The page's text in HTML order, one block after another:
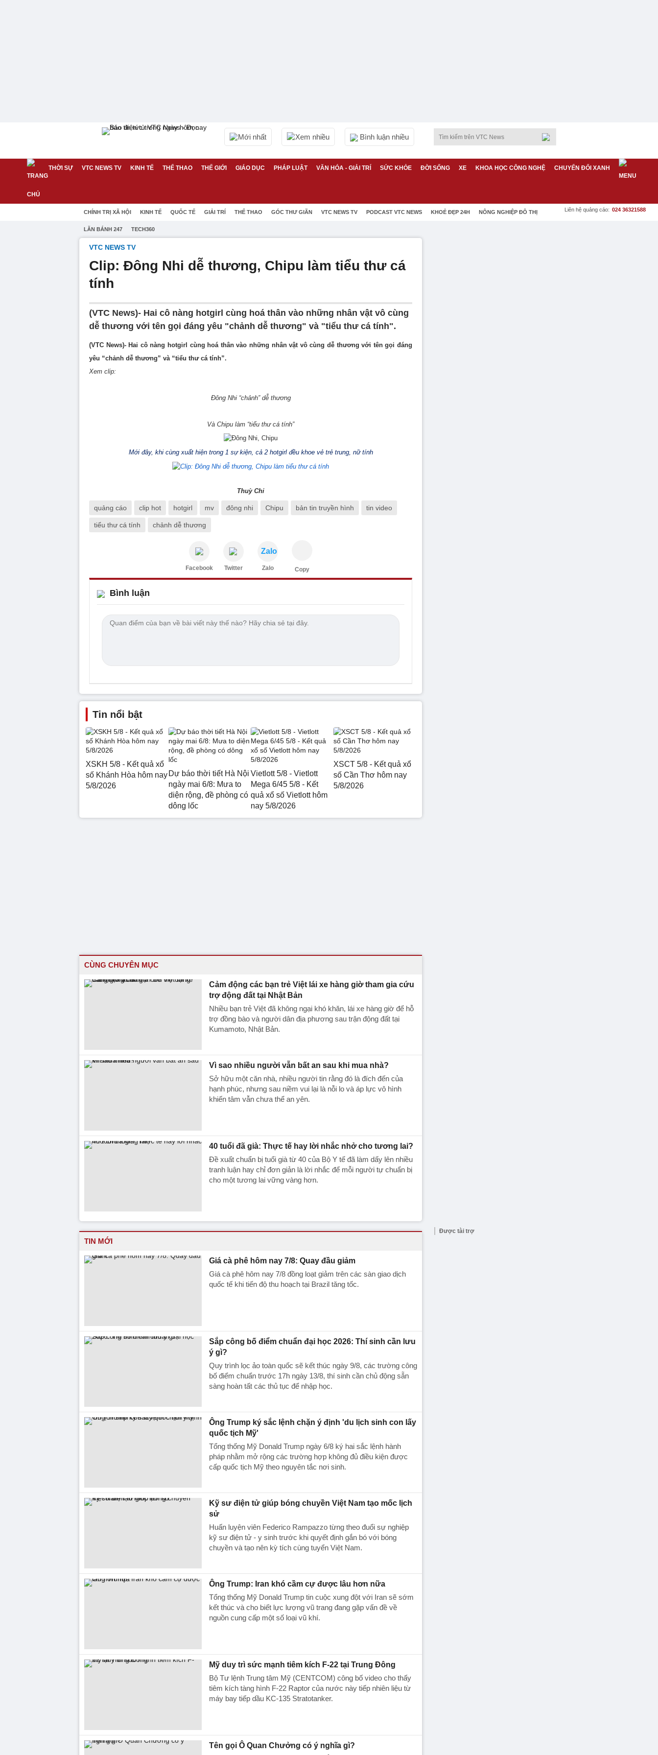
Mới nhất Xem nhiều Bình luận nhiều
THỜI SỰ VTC NEWS TV KINH TẾ THỂ THAO THẾ GIỚI GIÁO DỤC PHÁP LUẬT VĂN HÓA - GIẢI TRÍ SỨC KHỎE ĐỜI SỐNG XE KHOA HỌC CÔNG NGHỆ CHUYỂN ĐỔI XANH
CHÍNH TRỊ XÃ HỘI KINH TẾ QUỐC TẾ GIẢI TRÍ THỂ THAO GÓC THƯ GIÃN VTC NEWS TV PODCAST VTC NEWS KHOẺ ĐẸP 24H NÔNG NGHIỆP ĐÔ THỊ
LĂN BÁNH 247 TECH360
Liên hệ quảng cáo: 024 36321588
VTC NEWS TV
Clip: Đông Nhi dễ thương, Chipu làm tiểu thư cá
tính
(VTC News)- Hai cô nàng hotgirl cùng hoá thân vào những nhân vật vô cùng
dễ thương với tên gọi đáng yêu "chảnh dễ thương" và "tiểu thư cá tính".
(VTC News)- Hai cô nàng hotgirl cùng hoá thân vào những nhân vật vô cùng dễ thương với tên gọi đáng
yêu “chảnh dễ thương” và “tiểu thư cá tính”.
Xem clip:
Đông Nhi “chảnh” dễ thương
Và Chipu làm “tiểu thư cá tính”
Mới đây, khi cùng xuất hiện trong 1 sự kiện, cả 2 hotgirl đều khoe vẻ trẻ trung, nữ tính
Thuỳ Chi
quảng cáo clip hot hotgirl mv đông nhi Chipu bản tin truyền hình tin video
tiểu thư cá tính chảnh dễ thương
Facebook Twitter
Zalo
Zalo Copy
Bình luận
Tin nổi bật
XSKH 5/8 - Kết quả xổ
số Khánh Hòa hôm nay
5/8/2026
Dự báo thời tiết Hà Nội
ngày mai 6/8: Mưa to
diện rộng, đề phòng có
dông lốc
Vietlott 5/8 - Vietlott
Mega 6/45 5/8 - Kết
quả xổ số Vietlott hôm
nay 5/8/2026
XSCT 5/8 - Kết quả xổ
số Cần Thơ hôm nay
5/8/2026
CÙNG CHUYÊN MỤC
Cảm động các bạn trẻ Việt lái xe hàng giờ tham gia cứu
trợ động đất tại Nhật Bản
Nhiều bạn trẻ Việt đã không ngại khó khăn, lái xe hàng giờ để hỗ
trợ đồng bào và người dân địa phương sau trận động đất tại
Kumamoto, Nhật Bản.
Vì sao nhiều người vẫn bất an sau khi mua nhà?
Sở hữu một căn nhà, nhiều người tin rằng đó là đích đến của
hạnh phúc, nhưng sau niềm vui lại là nỗi lo và áp lực vô hình
khiến tâm vẫn chưa thể an yên.
40 tuổi đã già: Thực tế hay lời nhắc nhở cho tương lai?
Đề xuất chuẩn bị tuổi già từ 40 của Bộ Y tế đã làm dấy lên nhiều
tranh luận hay chỉ đơn giản là lời nhắc để mỗi người tự chuẩn bị
cho một tương lai vững vàng hơn.
TIN MỚI
Giá cà phê hôm nay 7/8: Quay đầu giảm
Giá cà phê hôm nay 7/8 đồng loạt giảm trên các sàn giao dịch
quốc tế khi tiến độ thu hoạch tại Brazil tăng tốc.
Sắp công bố điểm chuẩn đại học 2026: Thí sinh cần lưu
ý gì?
Quy trình lọc ảo toàn quốc sẽ kết thúc ngày 9/8, các trường công
bố điểm chuẩn trước 17h ngày 13/8, thí sinh cần chủ động sẵn
sàng hoàn tất các thủ tục để nhập học.
Ông Trump ký sắc lệnh chặn ý định 'du lịch sinh con lấy
quốc tịch Mỹ'
Tổng thống Mỹ Donald Trump ngày 6/8 ký hai sắc lệnh hành
pháp nhằm mở rộng các trường hợp không đủ điều kiện được
cấp quốc tịch Mỹ theo nguyên tắc nơi sinh.
Kỹ sư điện tử giúp bóng chuyền Việt Nam tạo mốc lịch
sử
Huấn luyện viên Federico Rampazzo từng theo đuổi sự nghiệp
kỹ sư điện tử - y sinh trước khi quyết định gắn bó với bóng
chuyền và tạo nên kỳ tích cùng tuyển Việt Nam.
Ông Trump: Iran khó cầm cự được lâu hơn nữa
Tổng thống Mỹ Donald Trump tin cuộc xung đột với Iran sẽ sớm
kết thúc và cho biết lực lượng vũ trang đang gặp vấn đề về
nguồn cung cấp một số loại vũ khí.
Mỹ duy trì sức mạnh tiêm kích F-22 tại Trung Đông
Bộ Tư lệnh Trung tâm Mỹ (CENTCOM) công bố video cho thấy
tiêm kích tàng hình F-22 Raptor của nước này tiếp nhiên liệu từ
máy bay tiếp dầu KC-135 Stratotanker.
Tên gọi Ô Quan Chưởng có ý nghĩa gì?
Được tài trợ